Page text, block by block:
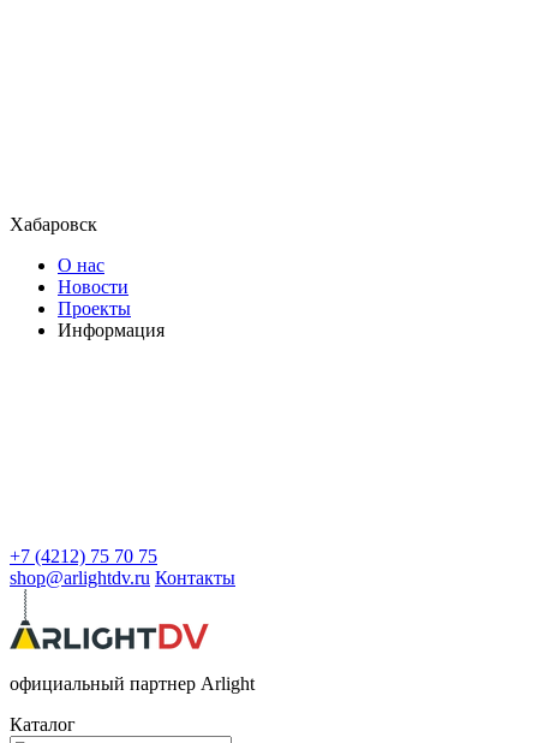
Хабаровск
О нас
Новости
Проекты
Информация
+7 (4212) 75 70 75
shop@arlightdv.ru Контакты
официальный партнер Arlight
Каталог